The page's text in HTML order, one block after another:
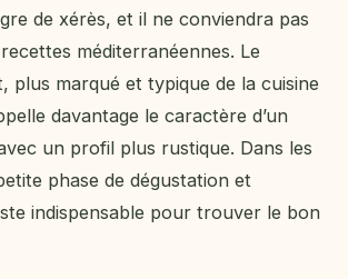
de xérès, et il ne conviendra pas
méditerranéennes. Le
plus marqué et typique de la cuisine
davantage le caractère d’un
un profil plus rustique. Dans les
phase de dégustation et
indispensable pour trouver le bon